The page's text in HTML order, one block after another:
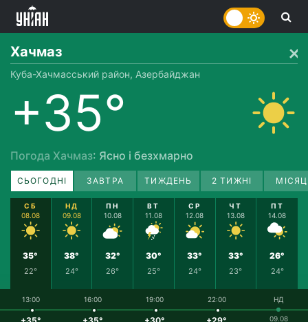
Хачмаз
Куба-Хачмасський район, Азербайджан
+35°
Погода Хачмаз: Ясно і безхмарно
СЬОГОДНІ ЗАВТРА ТИЖДЕНЬ 2 ТИЖНІ
СБ
08.08
35°
22°
НД
09.08
38°
24°
ПН
10.08
32°
26°
ВТ
11.08
30°
25°
СР
12.08
33°
24°
ЧТ
13.08
33°
23°
ПТ
14.08
26°
24°
13:00 16:00 19:00 22:00 НД
09.08